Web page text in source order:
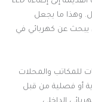
وهذا ما يجعل
يبحث عن كهربائي في
للمكاتب والمحلات
أو فصلية من قبل